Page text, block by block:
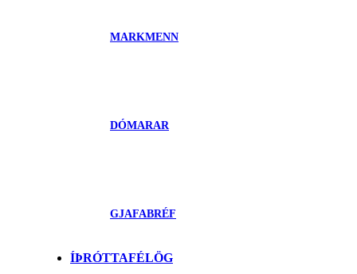
MARKMENN
DÓMARAR
GJAFABRÉF
ÍÞRÓTTAFÉLÖG